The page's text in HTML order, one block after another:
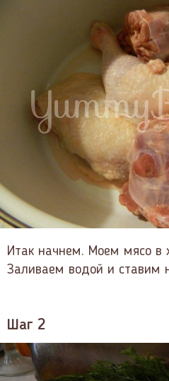
Итак начнем. Моем мясо в
Заливаем водой и ставим
Шаг 2